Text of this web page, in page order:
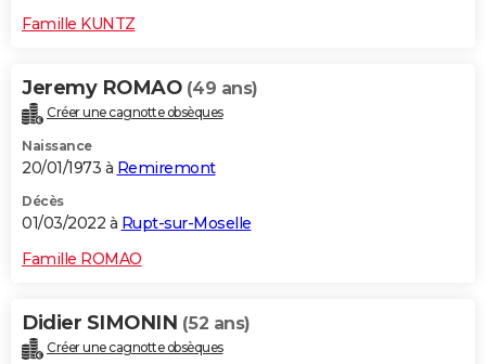
Famille KUNTZ
Jeremy ROMAO (49 ans)
Créer une cagnotte obsèques
Naissance
20/01/1973 à Remiremont
Décès
01/03/2022 à Rupt-sur-Moselle
Famille ROMAO
Didier SIMONIN (52 ans)
Créer une cagnotte obsèques